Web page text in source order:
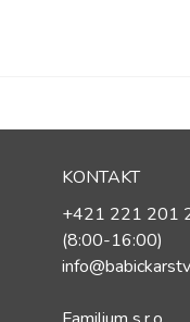
KONTAKT
+421 221 201
(8:00-16:00)